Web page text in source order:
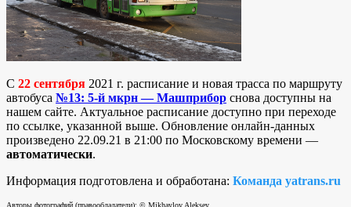
С 22 сентября 2021 г. расписание и новая трасса по маршруту
автобуса №13: 5-й мкрн — Машприбор снова доступны на
нашем сайте. Актуальное расписание доступно при переходе
по ссылке, указанной выше. Обновление онлайн-данных
произведено 22.09.21 в 21:00 по Московскому времени —
автоматически.
Информация подготовлена и обработана: Команда yatrans.ru
Авторы фотографий (правообладатели): © Mikhaylov Aleksey